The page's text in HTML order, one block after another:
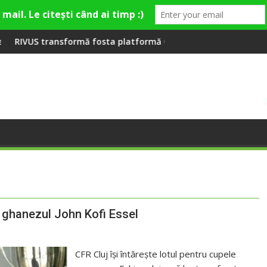
la Fashion Village
fosta platformă Carbochim într-un nou centru cultural și
John Kofi Essel
CFR Cluj îşi întăreşte lotul pentru cupele